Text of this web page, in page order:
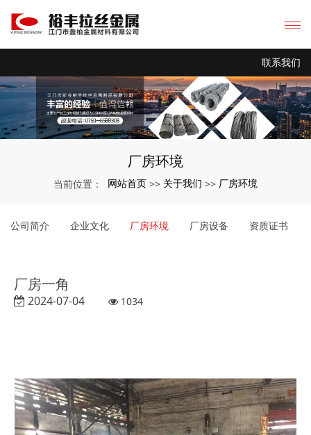
联系我们
厂房环境
当前位置： 网站首页 >> 关于我们 >> 厂房环境
公司简介 企业文化 厂房环境 厂房设备 资质证书
厂房一角
2024-07-04 1034